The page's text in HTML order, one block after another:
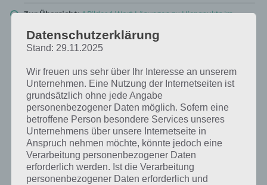
Zur Übersicht:4 Bilder 1 Wort Lösungen zu Hier spukts im
Datenschutzerklärung
Stand: 29.11.2025
Wir freuen uns sehr über Ihr Interesse an unserem
Unternehmen. Eine Nutzung der Internetseiten ist
grundsätzlich ohne jede Angabe
personenbezogener Daten möglich. Sofern eine
betroffene Person besondere Services unseres
Unternehmens über unsere Internetseite in
Anspruch nehmen möchte, könnte jedoch eine
Verarbeitung personenbezogener Daten
erforderlich werden. Ist die Verarbeitung
personenbezogener Daten erforderlich und